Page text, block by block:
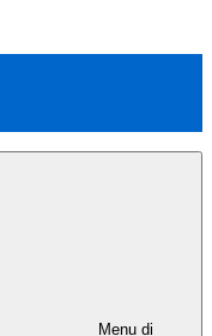
Menu di